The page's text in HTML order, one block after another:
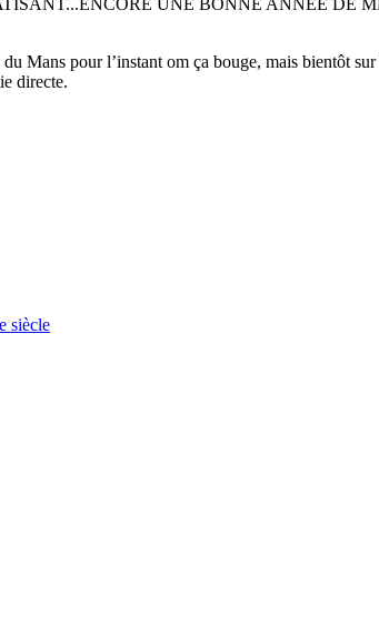
UNE BONNE ANNÉE DE
Mans pour l’instant om ça bouge, mais bientôt
directe.
siècle